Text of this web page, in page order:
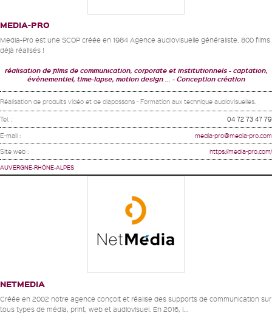
MEDIA-PRO
Media-Pro est une SCOP créée en 1984 Agence audiovisuelle généraliste. 800 films
déjà réalisés !
réalisation de films de communication, corporate et institutionnels
captation,
évènementiel, time-lapse, motion design ...
Conception création
Réalisation de produits vidéo et de diapossons - Formation aux technique audiovisuelles.
Tel. : 04 72 73 47 79
E-mail : media-pro@media-pro.com
Site web : https://media-pro.com/
AUVERGNE-RHÔNE-ALPES
NETMEDIA
Créée en 2002 notre agence conçoit et réalise des supports de communication sur
tous types de média, print, web et audiovisuel. En 2016, l...